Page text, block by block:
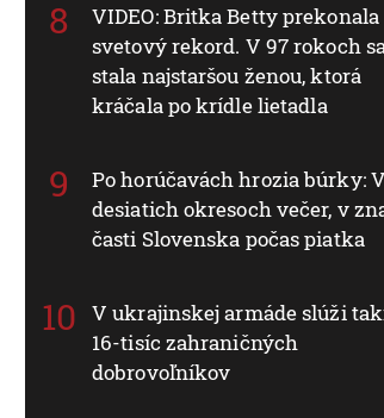
VIDEO: Britka Betty prekonala
svetový rekord. V 97 rokoch
stala najstaršou ženou, ktorá
kráčala po krídle lietadla
Po horúčavách hrozia búrky: V
desiatich okresoch večer, v
časti Slovenska počas piatka
V ukrajinskej armáde slúži
16-tisíc zahraničných
dobrovoľníkov